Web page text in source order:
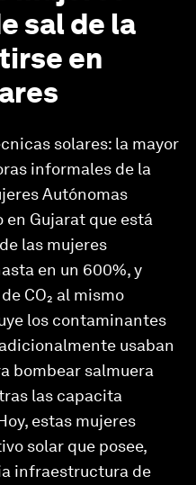
sal de la
en
solares: la mayor
informales de la
Autónomas
en Gujarat que está
las mujeres
en un 600%, y
CO₂ al mismo
los contaminantes
usaban
bombear salmuera
las capacita
estas mujeres
solar que posee,
infraestructura de